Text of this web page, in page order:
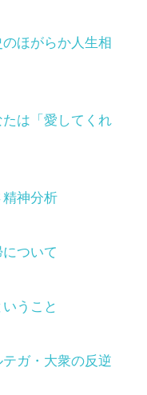
ほがらか人生相
は「愛してくれ
神分析
ついて
うこと
ガ・大衆の反逆